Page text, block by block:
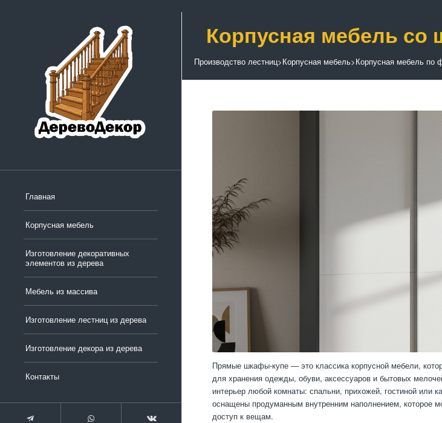
Главная
Корпусная мебель
Изготовление декоративных
элементов из дерева
Мебель из массива
Изготовление лестниц из дерева
Изготовление декора из дерева
Контакты
Корпусная мебель
Производство лестниц>Корпусная мебель>Корпусная мебель по
Прямые шкафы-купе — это классика корпусной мебели,
для хранения одежды, обуви, аксессуаров и бытовых
интерьер любой комнаты: спальни, прихожей, гостиной или
оснащены продуманным внутренним наполнением, которое
доступ к вещам.